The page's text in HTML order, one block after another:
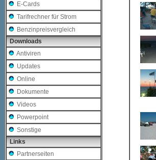
E-Cards
Tarifrechner für Strom
Benzinpreisvergleich
Downloads
Antiviren
Updates
Online
Dokumente
Videos
Powerpoint
Sonstige
Links
Partnerseiten